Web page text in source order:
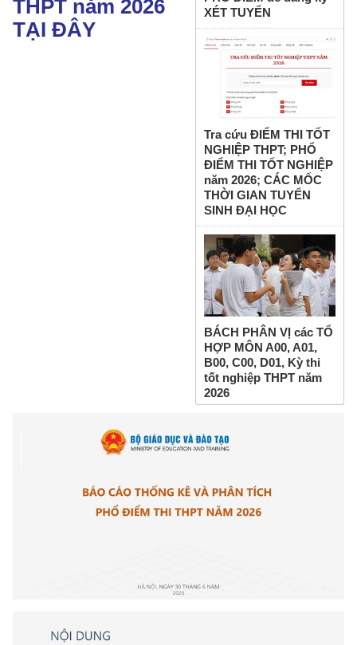
XÉT TUYỂN
Tra cứu ĐIỂM THI TỐT
NGHIỆP THPT; PHỔ
ĐIỂM THI TỐT NGHIỆP
năm 2026; CÁC MỐC
THỜI GIAN TUYỂN
SINH ĐẠI HỌC
BÁCH PHÂN VỊ các TỔ
HỢP MÔN A00, A01,
B00, C00, D01, Kỳ thi
tốt nghiệp THPT năm
2026
THPT năm 2026
TẠI ĐÂY